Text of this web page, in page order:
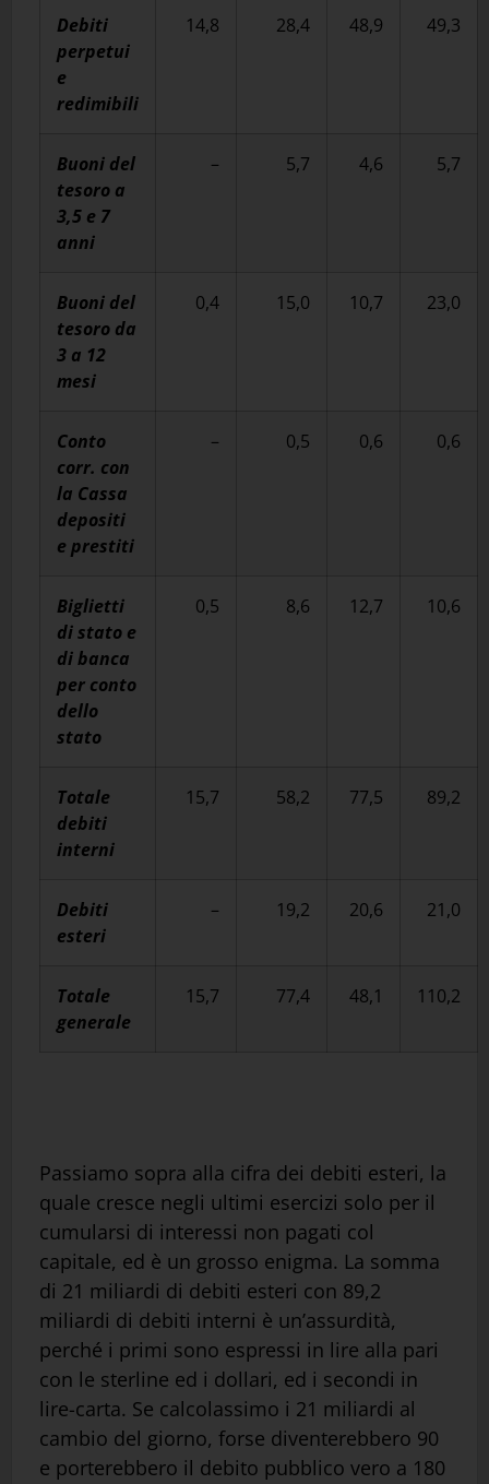
Debiti
perpetui
e
redimibili
14,8 28,4 48,9 49,3
Buoni del
tesoro a
3,5 e 7
anni
– 5,7 4,6 5,7
Buoni del
tesoro da
3 a 12
mesi
0,4 15,0 10,7 23,0
Conto
corr. con
la Cassa
depositi
e prestiti
– 0,5 0,6 0,6
Biglietti
di stato e
di banca
per conto
dello
stato
0,5 8,6 12,7 10,6
Totale
debiti
interni
15,7 58,2 77,5 89,2
Debiti
esteri
– 19,2 20,6 21,0
Totale
generale
15,7 77,4 48,1 110,2
Passiamo sopra alla cifra dei debiti esteri, la
quale cresce negli ultimi esercizi solo per il
cumularsi di interessi non pagati col
capitale, ed è un grosso enigma. La somma
di 21 miliardi di debiti esteri con 89,2
miliardi di debiti interni è un’assurdità,
perché i primi sono espressi in lire alla pari
con le sterline ed i dollari, ed i secondi in
lire-carta. Se calcolassimo i 21 miliardi al
cambio del giorno, forse diventerebbero 90
e porterebbero il debito pubblico vero a 180